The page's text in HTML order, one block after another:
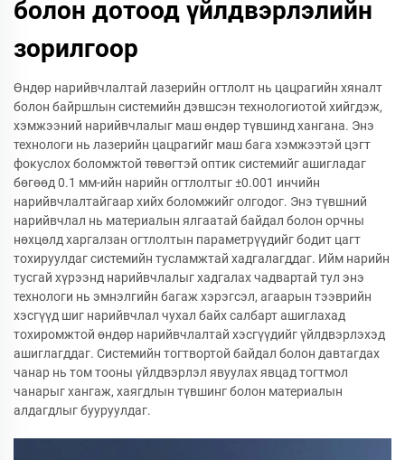
болон дотоод үйлдвэрлэлийн
зорилгоор
Өндөр нарийвчлалтай лазерийн огтлолт нь цацрагийн хяналт
болон байршлын системийн дэвшсэн технологиотой хийгдэж,
хэмжээний нарийвчлалыг маш өндөр түвшинд хангана. Энэ
технологи нь лазерийн цацрагийг маш бага хэмжээтэй цэгт
фокуслох боломжтой төвөгтэй оптик системийг ашигладаг
бөгөөд 0.1 мм-ийн нарийн огтлолтыг ±0.001 инчийн
нарийвчлалтайгаар хийх боломжийг олгодог. Энэ түвшний
нарийвчлал нь материалын ялгаатай байдал болон орчны
нөхцөлд харгалзан огтлолтын параметрүүдийг бодит цагт
тохируулдаг системийн тусламжтай хадгалагддаг. Ийм нарийн
тусгай хүрээнд нарийвчлалыг хадгалах чадвартай тул энэ
технологи нь эмнэлгийн багаж хэрэгсэл, агаарын тээврийн
хэсгүүд шиг нарийвчлал чухал байх салбарт ашиглахад
тохиромжтой өндөр нарийвчлалтай хэсгүүдийг үйлдвэрлэхэд
ашиглагддаг. Системийн тогтвортой байдал болон давтагдах
чанар нь том тооны үйлдвэрлэл явуулах явцад тогтмол
чанарыг хангаж, хаягдлын түвшинг болон материалын
алдагдлыг бууруулдаг.